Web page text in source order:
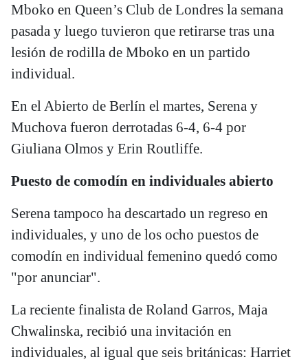
Mboko en Queen’s Club de Londres la semana
pasada y luego tuvieron que retirarse tras una
lesión de rodilla de Mboko en un partido
individual.
En el Abierto de Berlín el martes, Serena y
Muchova fueron derrotadas 6-4, 6-4 por
Giuliana Olmos y Erin Routliffe.
Puesto de comodín en individuales abierto
Serena tampoco ha descartado un regreso en
individuales, y uno de los ocho puestos de
comodín en individual femenino quedó como
"por anunciar".
La reciente finalista de Roland Garros, Maja
Chwalinska, recibió una invitación en
individuales, al igual que seis británicas: Harriet